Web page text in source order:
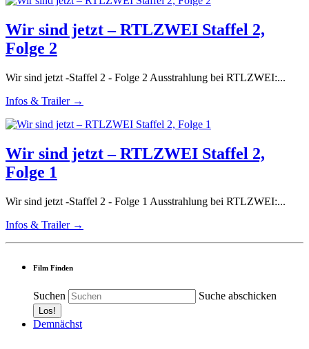
Wir sind jetzt – RTLZWEI Staffel 2,
Folge 2
Wir sind jetzt -Staffel 2 - Folge 2 Ausstrahlung bei RTLZWEI:...
Infos & Trailer →
Wir sind jetzt – RTLZWEI Staffel 2,
Folge 1
Wir sind jetzt -Staffel 2 - Folge 1 Ausstrahlung bei RTLZWEI:...
Infos & Trailer →
Film Finden
Suchen Suche abschicken
Demnächst